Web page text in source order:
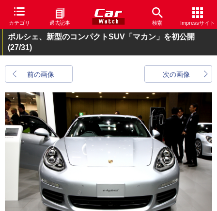
カテゴリ 過去記事 検索 Impressサイト
ポルシェ、新型のコンパクトSUV「マカン」を初公開
(27/31)
前の画像 次の画像